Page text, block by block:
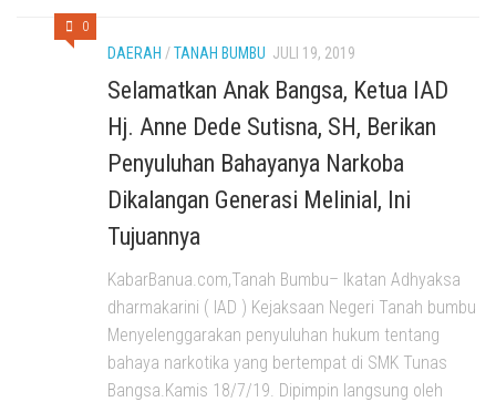
0
DAERAH /TANAH BUMBU JULI 19, 2019
Selamatkan Anak Bangsa, Ketua IAD
Hj. Anne Dede Sutisna, SH, Berikan
Penyuluhan Bahayanya Narkoba
Dikalangan Generasi Melinial, Ini
Tujuannya
KabarBanua.com,Tanah Bumbu– Ikatan Adhyaksa
dharmakarini ( IAD ) Kejaksaan Negeri Tanah bumbu
Menyelenggarakan penyuluhan hukum tentang
bahaya narkotika yang bertempat di SMK Tunas
Bangsa.Kamis 18/7/19. Dipimpin langsung oleh